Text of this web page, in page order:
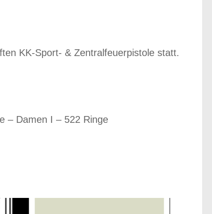
KK-Sport- & Zentralfeuerpistole statt.
– Damen I – 522 Ringe